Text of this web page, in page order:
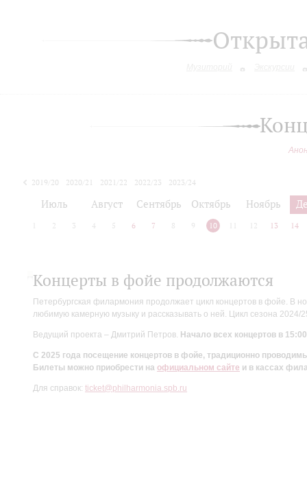
2019/20 2020/21 2021/22 2022/23
2023/24
Июль Август Сентябрь Октябрь Ноябрь
2 3 4 5 6 7 8 9 10 12 13 14
Концерты в фойе продолжаются
Петербургская филармония продолжает цикл концертов в фойе. В
любимую камерную музыку и рассказывать о ней. Цикл сезона
Ведущий проекта – Дмитрий Петров. Начало всех концертов в
С 2025 года посещение концертов в фойе, традиционно
Билеты можно приобрести на официальном сайте и в кассах
Для справок: ticket@philharmonia.spb.ru